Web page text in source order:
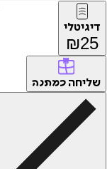
דיגיטלי
₪25
שליחה כמתנה